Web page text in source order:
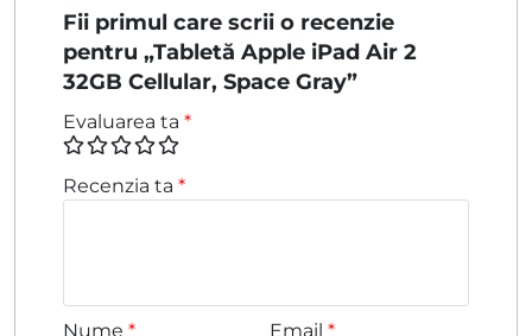
Fii primul care scrii o recenzie
pentru „Tabletă Apple iPad Air 2
32GB Cellular, Space Gray”
Evaluarea ta *
Recenzia ta *
Nume * Email*